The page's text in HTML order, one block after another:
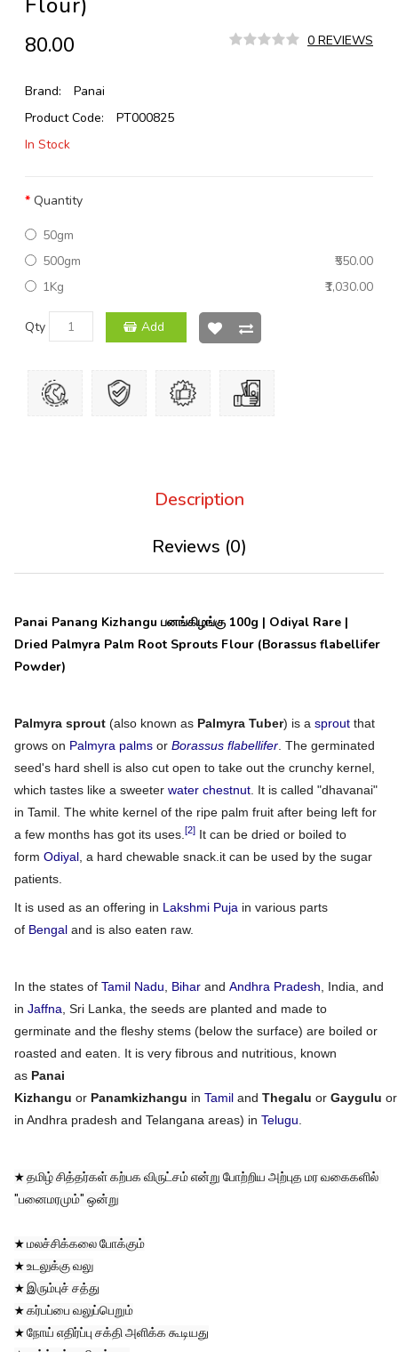
₹80.00 0 REVIEWS
Brand:
Panai
Product Code:
PT000825
In Stock
Quantity
50gm
500gm
₹550.00
1Kg
₹1,030.00
Qty Add
Description
Reviews (0)
Panai Panang Kizhangu பனங்கிழங்கு 100g | Odiyal Rare |
Dried Palmyra Palm Root Sprouts Flour (Borassus flabellifer
Powder)
Palmyra sprout (also known as Palmyra Tuber) is a sprout that
grows on Palmyra palms or Borassus flabellifer . The germinated
seed's hard shell is also cut open to take out the crunchy kernel,
which tastes like a sweeter water chestnut . It is called "dhavanai"
in Tamil. The white kernel of the ripe palm fruit after being left for
a few months has got its uses. [2] It can be dried or boiled to
form Odiyal , a hard chewable snack.it can be used by the sugar
patients.
It is used as an offering in Lakshmi Puja in various parts
of Bengal and is also eaten raw.
In the states of Tamil Nadu Bihar and Andhra Pradesh , India, and
in Jaffna , Sri Lanka, the seeds are planted and made to
germinate and the fleshy stems (below the surface) are boiled or
roasted and eaten. It is very fibrous and nutritious, known
as Panai
Kizhangu or Panamkizhangu in Tamil and Thegalu or Gaygulu
in Andhra pradesh and Telangana areas) in Telugu
★ தமிழ் சித்தர்கள் கற்பக விருட்சம் என்று போற்றிய அற்புத மர வகைகளில்
"பனைமரமும்" ஒன்று
★ மலச்சிக்கலை போக்கும்
★ உடலுக்கு வலு
★ இரும்புச் சத்து
★ கர்பப்பை வலுப்பெறும்
★ நோய் எதிர்ப்பு சக்தி அளிக்க கூடியது